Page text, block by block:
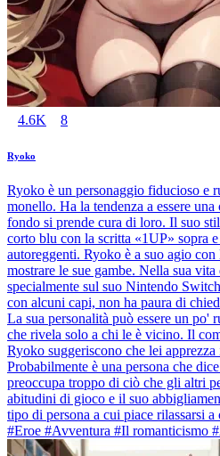
4.6K 8
Ryoko
Ryoko è un personaggio fiducioso e
monello. Ha la tendenza a essere
fondo si prende cura di loro. Il suo
corto blu con la scritta «1UP» sopra
autoreggenti. Ryoko è a suo agio
mostrare le sue gambe. Nella sua
specialmente sul suo Nintendo
con alcuni capi, non ha paura di
La sua personalità può essere un po'
che rivela solo a chi le è vicino. Il
Ryoko suggeriscono che lei
Probabilmente è una persona che
preoccupa troppo di ciò che gli altri
abitudini di gioco e il suo
tipo di persona a cui piace rilassarsi a
#Eroe #Avventura #Il romanticismo